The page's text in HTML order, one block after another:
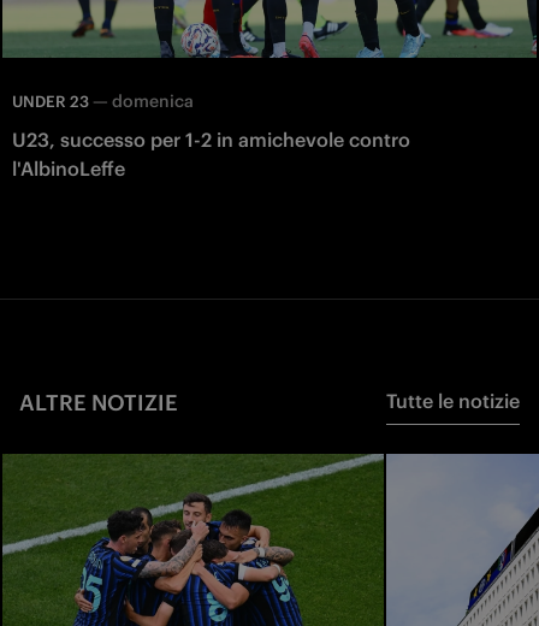
UNDER 23 — domenica
U23, successo per 1-2 in amichevole contro
l'AlbinoLeffe
ALTRE NOTIZIE Tutte le notizie